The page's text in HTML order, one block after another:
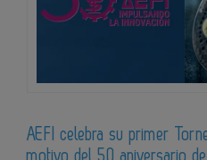
AEFI celebra su primer